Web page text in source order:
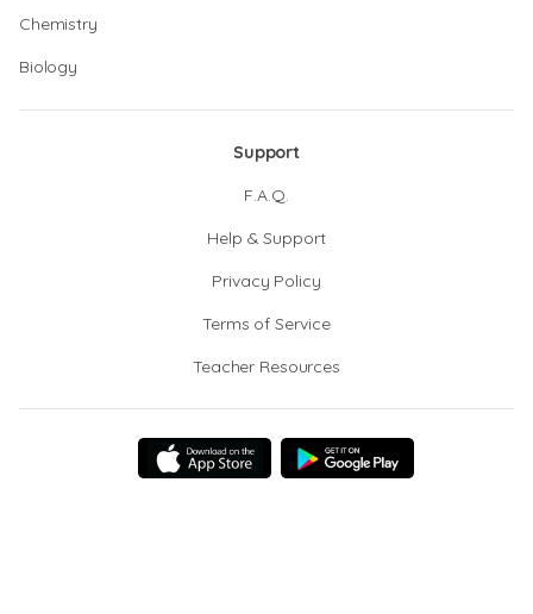
Chemistry
Biology
Support
F.A.Q.
Help & Support
Privacy Policy
Terms of Service
Teacher Resources